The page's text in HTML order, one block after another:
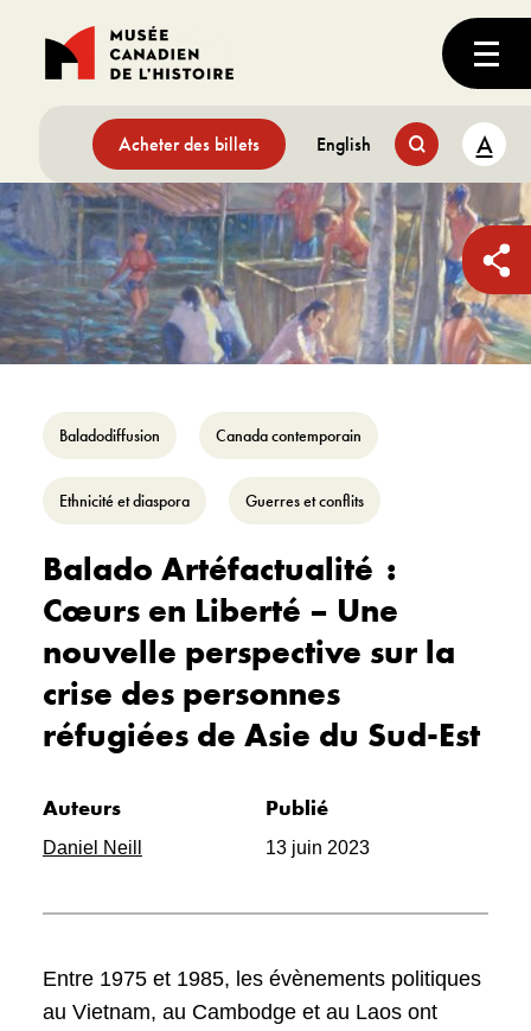
Acheter des billets English A
Baladodiffusion Canada contemporain
Ethnicité et diaspora Guerres et conflits
Balado Artéfactualité :
Cœurs en Liberté – Une
nouvelle perspective sur la
crise des personnes
réfugiées de Asie du Sud-Est
Auteurs
Daniel Neill
Publié
13 juin 2023
Entre 1975 et 1985, les évènements politiques
au Vietnam, au Cambodge et au Laos ont